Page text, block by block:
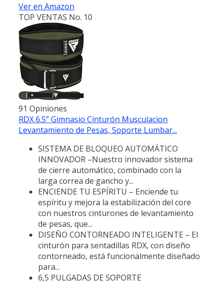
Ver en Amazon
TOP VENTAS No. 10
91 Opiniones
RDX 6.5” Gimnasio Cinturón Musculacion
Levantamiento de Pesas, Soporte Lumbar...
SISTEMA DE BLOQUEO AUTOMÁTICO
INNOVADOR –Nuestro innovador sistema
de cierre automático, combinado con la
larga correa de gancho y...
ENCIENDE TU ESPÍRITU – Enciende tu
espíritu y mejora la estabilización del core
con nuestros cinturones de levantamiento
de pesas, que...
DISEÑO CONTORNEADO INTELIGENTE – El
cinturón para sentadillas RDX, con diseño
contorneado, está funcionalmente diseñado
para...
6,5 PULGADAS DE SOPORTE